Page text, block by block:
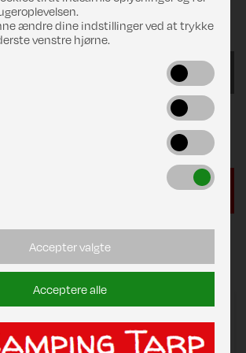
240/250består af:
250 Standard C1 16/23 MegaFix
ændre dine indstillinger ved at trykke
venstre hjørne.
Accepter valgte
Acceptere alle